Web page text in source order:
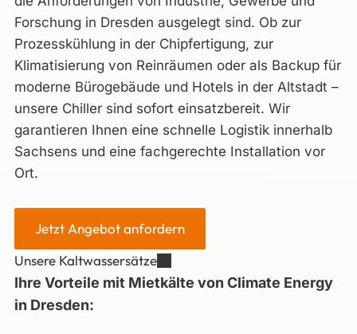
Forschung in Dresden ausgelegt sind. Ob zur
Prozesskühlung in der Chipfertigung, zur
Klimatisierung von Reinräumen oder als Backup für
moderne Bürogebäude und Hotels in der Altstadt –
unsere Chiller sind sofort einsatzbereit. Wir
garantieren Ihnen eine schnelle Logistik innerhalb
Sachsens und eine fachgerechte Installation vor
Ort.
Jetzt Angebot anfordern
Unsere Kaltwassersätze
Ihre Vorteile mit Mietkälte von Climate Energy
in Dresden: